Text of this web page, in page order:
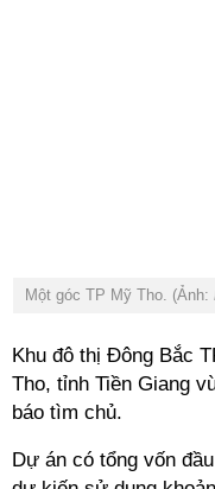
Một góc TP Mỹ Tho. (Ảnh:
Khu đô thị Đông Bắc
Tho, tỉnh Tiền Giang
báo tìm chủ.
Dự án có tổng vốn